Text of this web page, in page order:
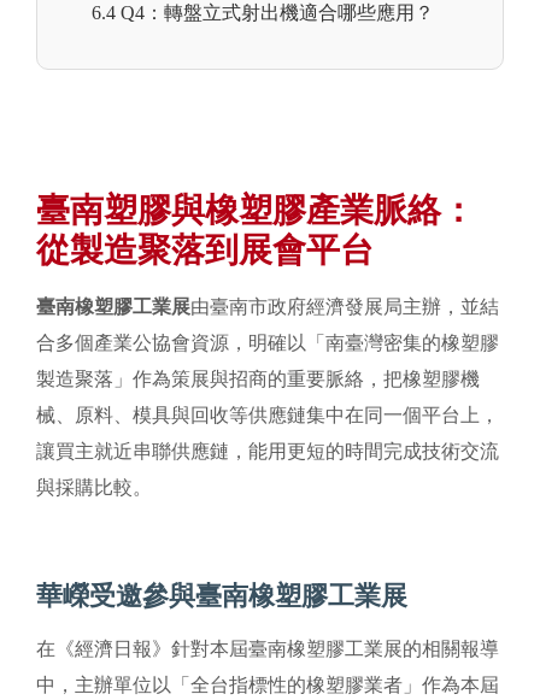
6.4 Q4：轉盤立式射出機適合哪些應用？
臺南塑膠與橡塑膠產業脈絡：
從製造聚落到展會平台
臺南橡塑膠工業展由臺南市政府經濟發展局主辦，並結
合多個產業公協會資源，明確以「南臺灣密集的橡塑膠
製造聚落」作為策展與招商的重要脈絡，把橡塑膠機
械、原料、模具與回收等供應鏈集中在同一個平台上，
讓買主就近串聯供應鏈，能用更短的時間完成技術交流
與採購比較。
華嶸受邀參與臺南橡塑膠工業展
在《經濟日報》針對本屆臺南橡塑膠工業展的相關報導
中，主辦單位以「全台指標性的橡塑膠業者」作為本屆